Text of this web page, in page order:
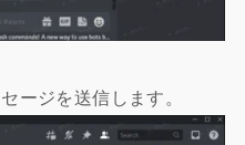
ージを送信します。